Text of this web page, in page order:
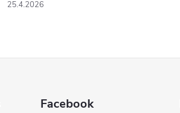
25.4.2026
Facebook